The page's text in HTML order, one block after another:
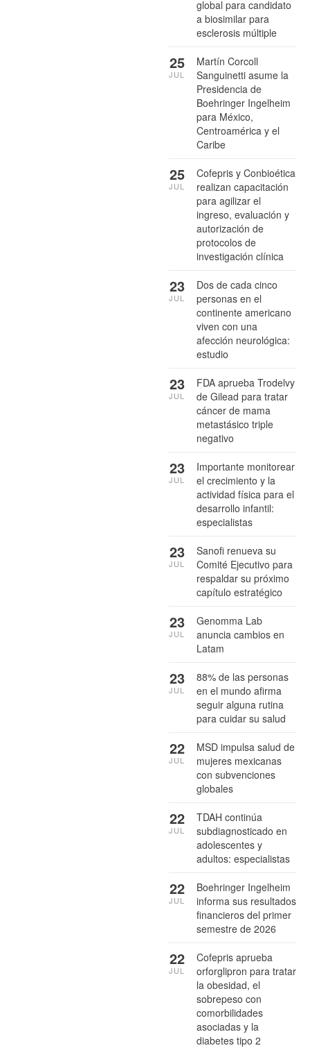
global para candidato
a biosimilar para
esclerosis múltiple
Martín Corcoll
Sanguinetti asume la
Presidencia de
Boehringer Ingelheim
para México,
Centroamérica y el
Caribe
25
JUL
Cofepris y Conbioética
realizan capacitación
para agilizar el
ingreso, evaluación y
autorización de
protocolos de
investigación clínica
25
JUL
Dos de cada cinco
personas en el
continente americano
viven con una
afección neurológica:
estudio
23
JUL
FDA aprueba Trodelvy
de Gilead para tratar
cáncer de mama
metastásico triple
negativo
23
JUL
Importante monitorear
el crecimiento y la
actividad física para el
desarrollo infantil:
especialistas
23
JUL
Sanofi renueva su
Comité Ejecutivo para
respaldar su próximo
capítulo estratégico
23
JUL
Genomma Lab
anuncia cambios en
Latam
23
JUL
88% de las personas
en el mundo afirma
seguir alguna rutina
para cuidar su salud
23
JUL
MSD impulsa salud de
mujeres mexicanas
con subvenciones
globales
22
JUL
TDAH continúa
subdiagnosticado en
adolescentes y
adultos: especialistas
22
JUL
Boehringer Ingelheim
informa sus resultados
financieros del primer
semestre de 2026
22
JUL
Cofepris aprueba
orforglipron para tratar
la obesidad, el
sobrepeso con
comorbilidades
asociadas y la
diabetes tipo 2
22
JUL